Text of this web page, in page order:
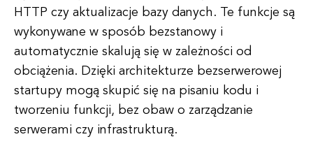
HTTP czy aktualizacje bazy danych. Te funkcje są
wykonywane w sposób bezstanowy i
automatycznie skalują się w zależności od
obciążenia. Dzięki architekturze bezserwerowej
startupy mogą skupić się na pisaniu kodu i
tworzeniu funkcji, bez obaw o zarządzanie
serwerami czy infrastrukturą.